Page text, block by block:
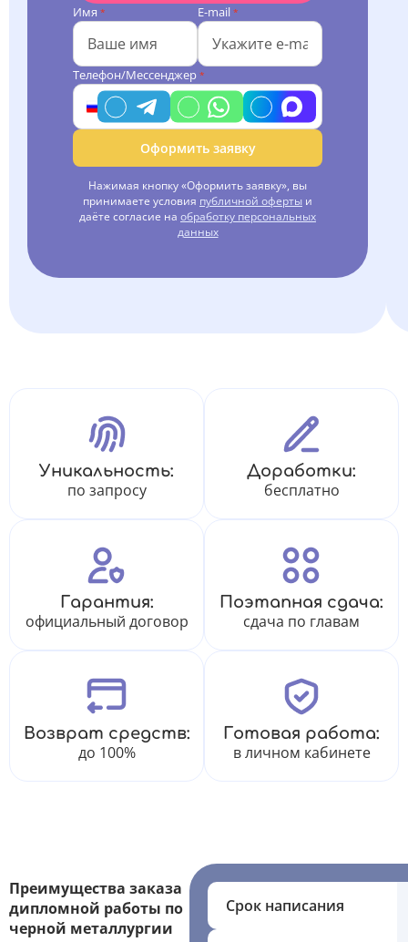
Имя * E-mail *
Телефон/Мессенджер *
Оформить заявку
Нажимая кнопку «Оформить заявку», вы
принимаете условия публичной оферты и
даёте согласие на обработку персональных
данных
Уникальность:
по запросу
Доработки:
бесплатно
Гарантия:
официальный договор
Поэтапная сдача:
сдача по главам
Возврат средств:
до 100%
Готовая работа:
в личном кабинете
Преимущества заказа
дипломной работы по
черной металлургии
Срок написания